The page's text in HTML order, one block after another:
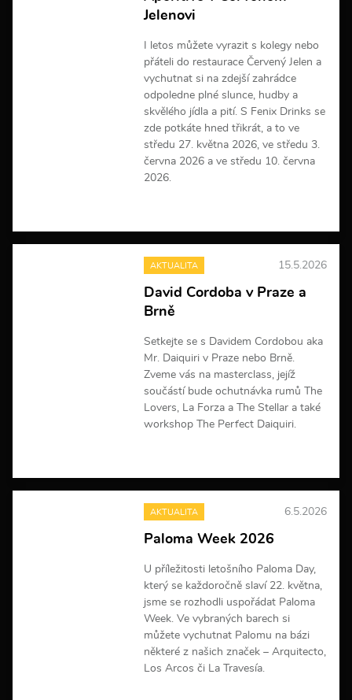
o
m
a
í
Jelenovi
I letos můžete vyrazit s kolegy nebo
přáteli do restaurace Červený Jelen a
vychutnat si na zdejší zahrádce
odpoledne plné slunce, hudby a
skvělého jídla a pití. S Fenix Drinks se
zde potkáte hned třikrát, a to ve
středu 27. května 2026, ve středu 3.
června 2026 a ve středu 10. června
2026.
e
i
f
o
m
a
í
AKTUALITA 15.5.2026
David Cordoba v Praze a
Brně
Setkejte se s Davidem Cordobou aka
Mr. Daiquiri v Praze nebo Brně.
Zveme vás na masterclass, jejíž
součástí bude ochutnávka rumů The
Lovers, La Forza a The Stellar a také
workshop The Perfect Daiquiri.
e
i
f
r
m
a
c
í
AKTUALITA 6.5.2026
Paloma Week 2026
U příležitosti letošního Paloma Day,
který se každoročně slaví 22. května,
jsme se rozhodli uspořádat Paloma
Week. Ve vybraných barech si
můžete vychutnat Palomu na bázi
některé z našich značek – Arquitecto,
Los Arcos či La Travesía.